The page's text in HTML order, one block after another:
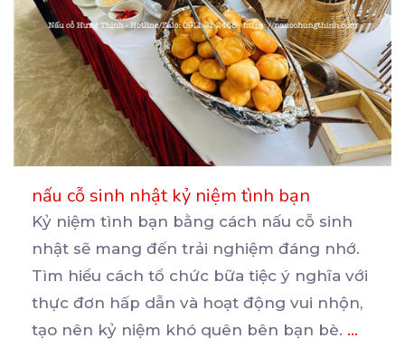
nấu cỗ sinh nhật kỷ niệm tình bạn
Kỷ niệm tình bạn bằng cách nấu cỗ sinh
nhật sẽ mang đến trải nghiệm đáng nhớ.
Tìm hiểu cách tổ chức bữa tiệc ý nghĩa với
thực đơn hấp dẫn và hoạt động vui nhộn,
tạo nên kỷ niệm khó quên bên bạn bè. ...